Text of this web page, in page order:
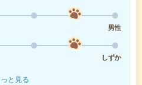
男性
しずか
と見る